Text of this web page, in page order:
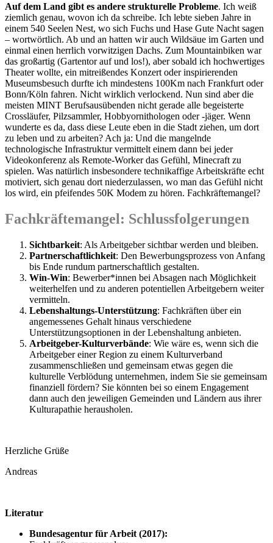
Auf dem Land gibt es andere strukturelle Probleme. Ich weiß
ziemlich genau, wovon ich da schreibe. Ich lebte sieben Jahre in
einem 540 Seelen Nest, wo sich Fuchs und Hase Gute Nacht sagen
– wortwörtlich. Ab und an hatten wir auch Wildsäue im Garten und
einmal einen herrlich vorwitzigen Dachs. Zum Mountainbiken war
das großartig (Gartentor auf und los!), aber sobald ich hochwertiges
Theater wollte, ein mitreißendes Konzert oder inspirierenden
Museumsbesuch durfte ich mindestens 100Km nach Frankfurt oder
Bonn/Köln fahren. Nicht wirklich verlockend. Nun sind aber die
meisten MINT Berufsausübenden nicht gerade alle begeisterte
Crossläufer, Pilzsammler, Hobbyornithologen oder -jäger. Wenn
wunderte es da, dass diese Leute eben in die Stadt ziehen, um dort
zu leben und zu arbeiten? Ach ja: Und die mangelnde
technologische Infrastruktur vermittelt einem dann bei jeder
Videokonferenz als Remote-Worker das Gefühl, Minecraft zu
spielen. Was natürlich insbesondere technikaffige Arbeitskräfte echt
motiviert, sich genau dort niederzulassen, wo man das Gefühl nicht
los wird, ein pfeifendes 50K Modem zu hören. Fachkräftemangel?
Fachkräftemangel: Schlussfolgerungen
Sichtbarkeit: Als Arbeitgeber sichtbar werden und bleiben.
Partnerschaftlichkeit: Den Bewerbungsprozess von Anfang
bis Ende rundum partnerschaftlich gestalten.
Win-Win: Bewerber*innen bei Absagen nach Möglichkeit
weiterhelfen und zu anderen potentiellen Arbeitgebern weiter
vermitteln.
Lebenshaltungs-Unterstützung: Fachkräften über ein
angemessenes Gehalt hinaus verschiedene
Unterstützungsoptionen in der Lebenshaltung anbieten.
Arbeitgeber-Kulturverbände: Wie wäre es, wenn sich die
Arbeitgeber einer Region zu einem Kulturverband
zusammenschließen und gemeinsam etwas gegen die
kulturelle Verblödung unternehmen, indem Sie sie gemeinsam
finanziell fördern? Sie könnten bei so einem Engagement
dann auch den jeweiligen Gemeinden und Ländern aus ihrer
Kulturapathie herausholen.
Herzliche Grüße
Andreas
Literatur
Bundesagentur für Arbeit (2017):